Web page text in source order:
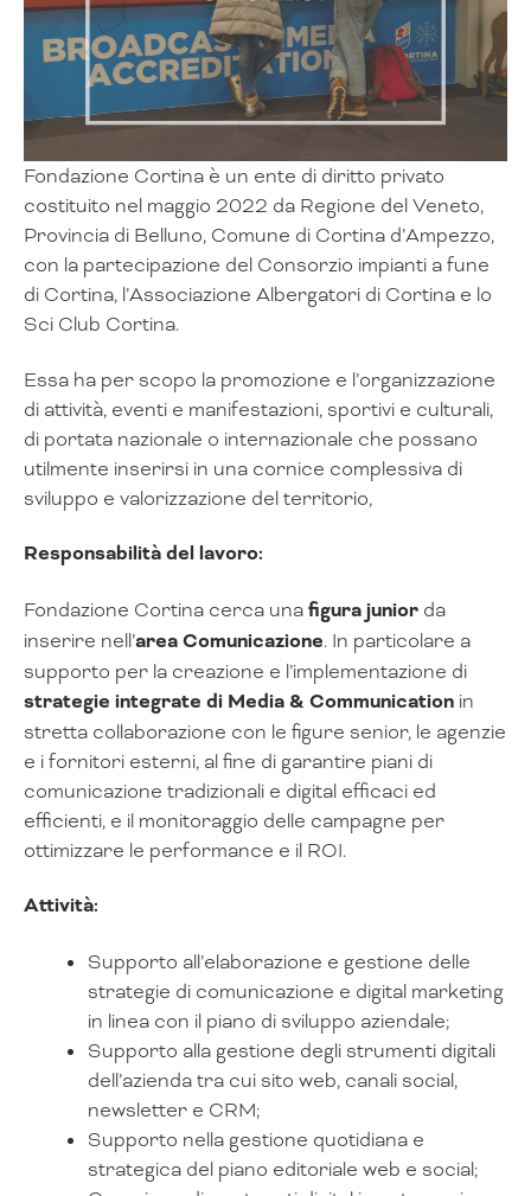
Fondazione Cortina è un ente di diritto privato
costituito nel maggio 2022 da Regione del Veneto,
Provincia di Belluno, Comune di Cortina d’Ampezzo,
con la partecipazione del Consorzio impianti a fune
di Cortina, l’Associazione Albergatori di Cortina e lo
Sci Club Cortina.
Essa ha per scopo la promozione e l’organizzazione
di attività, eventi e manifestazioni, sportivi e culturali,
di portata nazionale o internazionale che possano
utilmente inserirsi in una cornice complessiva di
sviluppo e valorizzazione del territorio,
Responsabilità del lavoro:
Fondazione Cortina cerca unafigura junior da
inserire nell’area Comunicazione. In particolare a
supporto per la creazione e l’implementazione di
strategie integrate di Media & Communication in
stretta collaborazione con le figure senior, le agenzie
e i fornitori esterni, al fine di garantire piani di
comunicazione tradizionali e digital efficaci ed
efficienti, e il monitoraggio delle campagne per
ottimizzare le performance e il ROI.
Attività:
Supporto all’elaborazione e gestione delle
strategie di comunicazione e digital marketing
in linea con il piano di sviluppo aziendale;
Supporto alla gestione degli strumenti digitali
dell’azienda tra cui sito web, canali social,
newsletter e CRM;
Supporto nella gestione quotidiana e
strategica del piano editoriale web e social;